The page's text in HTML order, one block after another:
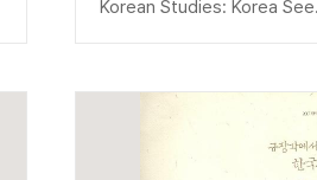
Korean Studies: Korea